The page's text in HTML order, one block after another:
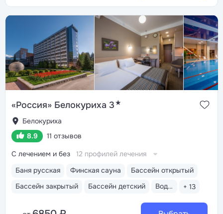
«Россия» Белокуриха 3★
Белокуриха
8.9
11 отзывов
Баня русская Финская сауна
Бассейн открытый
Бассейн закрытый
Бассейн детский Водные горки + 13
С лечением и без 12 профилей лечения